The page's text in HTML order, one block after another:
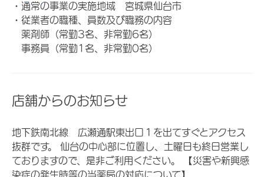
・通常の事業の実施地域 宮城県仙台市
・従業者の職種、員数及び職務の内容
薬剤師（常勤3名、非常勤6名）
事務員（常勤1名、非常勤0名）
店舗からのお知らせ
地下鉄南北線 広瀬通駅東出口１を出てすぐとアクセス
抜群です。 仙台の中心部に位置し、土曜日も終日営業し
ておりますので、是非ご利用ください。 【災害や新興感
染症の発生時等の当薬局の対応について】